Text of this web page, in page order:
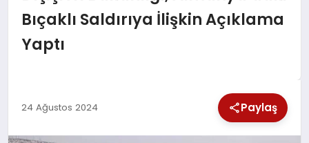
EKONOMI
TEKNOLOJI
Bıçaklı Saldırıya İlişkin Açıklama
Yaptı
24 Ağustos 2024 Paylaş